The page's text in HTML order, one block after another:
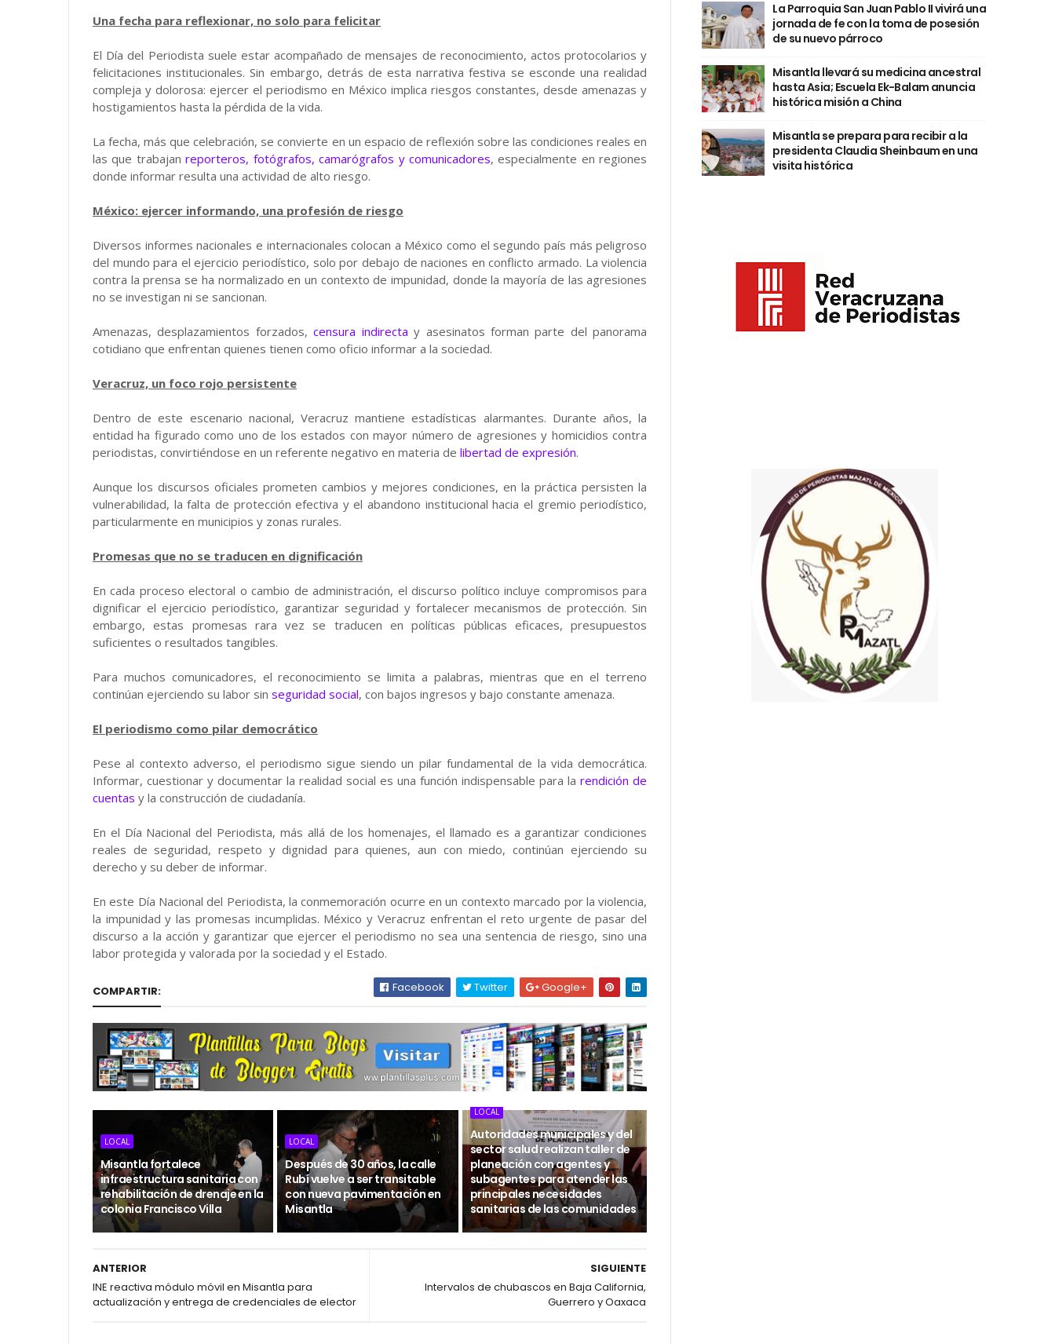
Una fecha para reflexionar, no solo para felicitar
El Día del Periodista suele estar acompañado de mensajes de reconocimiento, actos protocolarios y
felicitaciones institucionales. Sin embargo, detrás de esta narrativa festiva se esconde una realidad
compleja y dolorosa: ejercer el periodismo en México implica riesgos constantes, desde amenazas y
hostigamientos hasta la pérdida de la vida.
La fecha, más que celebración, se convierte en un espacio de reflexión sobre las condiciones reales en
las que trabajanreporteros, fotógrafos, camarógrafos y comunicadores, especialmente en regiones
donde informar resulta una actividad de alto riesgo.
México: ejercer informando, una profesión de riesgo
Diversos informes nacionales e internacionales colocan a México como el segundo país más peligroso
del mundo para el ejercicio periodístico, solo por debajo de naciones en conflicto armado. La violencia
contra la prensa se ha normalizado en un contexto de impunidad, donde la mayoría de las agresiones
no se investigan ni se sancionan.
Amenazas, desplazamientos forzados,censura indirecta y asesinatos forman parte del panorama
cotidiano que enfrentan quienes tienen como oficio informar a la sociedad.
Veracruz, un foco rojo persistente
Dentro de este escenario nacional, Veracruz mantiene estadísticas alarmantes. Durante años, la
entidad ha figurado como uno de los estados con mayor número de agresiones y homicidios contra
periodistas, convirtiéndose en un referente negativo en materia de libertad de expresión.
Aunque los discursos oficiales prometen cambios y mejores condiciones, en la práctica persisten la
vulnerabilidad, la falta de protección efectiva y el abandono institucional hacia el gremio periodístico,
particularmente en municipios y zonas rurales.
Promesas que no se traducen en dignificación
En cada proceso electoral o cambio de administración, el discurso político incluye compromisos para
dignificar el ejercicio periodístico, garantizar seguridad y fortalecer mecanismos de protección. Sin
embargo, estas promesas rara vez se traducen en políticas públicas eficaces, presupuestos
suficientes o resultados tangibles.
Para muchos comunicadores, el reconocimiento se limita a palabras, mientras que en el terreno
continúan ejerciendo su labor sin seguridad social, con bajos ingresos y bajo constante amenaza.
El periodismo como pilar democrático
Pese al contexto adverso, el periodismo sigue siendo un pilar fundamental de la vida democrática.
Informar, cuestionar y documentar la realidad social es una función indispensable para larendición de
cuentas y la construcción de ciudadanía.
En el Día Nacional del Periodista, más allá de los homenajes, el llamado es a garantizar condiciones
reales de seguridad, respeto y dignidad para quienes, aun con miedo, continúan ejerciendo su
derecho y su deber de informar.
En este Día Nacional del Periodista, la conmemoración ocurre en un contexto marcado por la violencia,
la impunidad y las promesas incumplidas. México y Veracruz enfrentan el reto urgente de pasar del
discurso a la acción y garantizar que ejercer el periodismo no sea una sentencia de riesgo, sino una
labor protegida y valorada por la sociedad y el Estado.
COMPARTIR: Facebook Twitter Google+
LOCAL
Misantla fortalece
infraestructura sanitaria con
rehabilitación de drenaje en la
colonia Francisco Villa
LOCAL
Después de 30 años, la calle
Rubí vuelve a ser transitable
con nueva pavimentación en
Misantla
LOCAL
Autoridades municipales y del
sector salud realizan taller de
planeación con agentes y
subagentes para atender las
principales necesidades
sanitarias de las comunidades
SIGUIENTE
Intervalos de chubascos en Baja California,
Guerrero y Oaxaca
ANTERIOR
INE reactiva módulo móvil en Misantla para
actualización y entrega de credenciales de elector
La Parroquia San Juan Pablo II vivirá una
jornada de fe con la toma de posesión
de su nuevo párroco
Misantla llevará su medicina ancestral
hasta Asia; Escuela Ek-Balam anuncia
histórica misión a China
Misantla se prepara para recibir a la
presidenta Claudia Sheinbaum en una
visita histórica